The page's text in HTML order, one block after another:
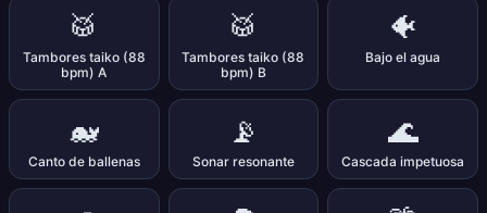
🥁
Tambores taiko (88
bpm) A
🥁
Tambores taiko (88
bpm) B
🐠
Bajo el agua
🐋
Canto de ballenas
📡
Sonar resonante
🌊
Cascada impetuosa